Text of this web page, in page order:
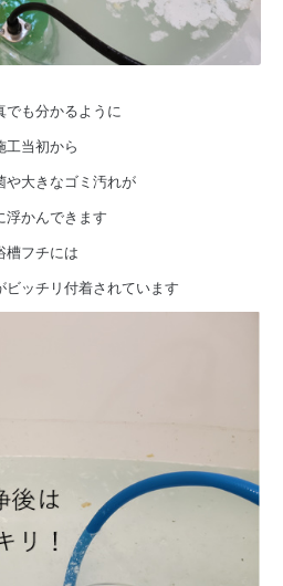
でも分かるように
工当初から
や大きなゴミ汚れが
浮かんできます
槽フチには
ビッチリ付着されています